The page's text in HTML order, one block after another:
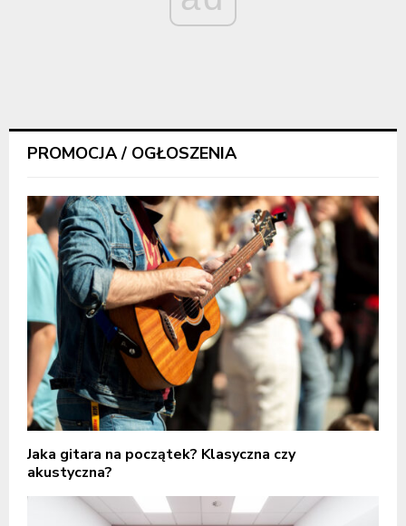
PROMOCJA / OGŁOSZENIA
Jaka gitara na początek? Klasyczna czy
akustyczna?